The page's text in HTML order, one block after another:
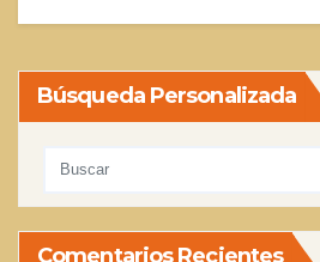
Búsqueda Personalizada
Comentarios Recientes